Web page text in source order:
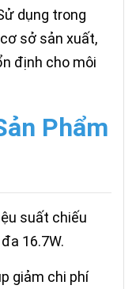
dụng trong
sở sản xuất,
định cho môi
Phẩm
suất chiếu
16.7W.
giảm chi phí